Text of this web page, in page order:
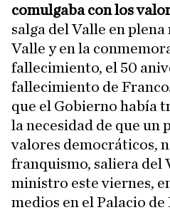
comulgaba con los
salga del Valle en
Valle y en la
fallecimiento, el 50
fallecimiento de
que el Gobierno había
la necesidad de que un
valores democráticos,
franquismo, saliera del
ministro este viernes,
medios en el Palacio